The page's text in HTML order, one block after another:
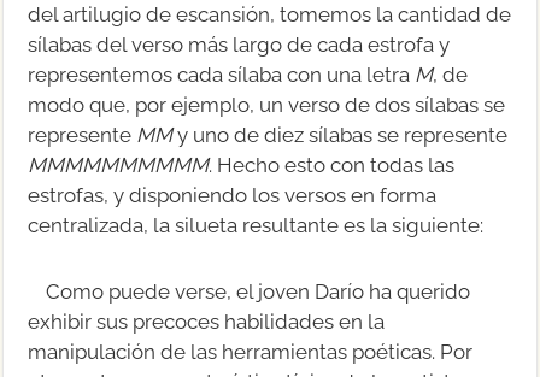
del artilugio de escansión, tomemos la cantidad de
sílabas del verso más largo de cada estrofa y
representemos cada sílaba con una letra M, de
modo que, por ejemplo, un verso de dos sílabas se
represente MMy uno de diez sílabas se represente
MMMMMMMMMM. Hecho esto con todas las
estrofas, y disponiendo los versos en forma
centralizada, la silueta resultante es la siguiente:
Como puede verse, el joven Darío ha querido
exhibir sus precoces habilidades en la
manipulación de las herramientas poéticas. Por